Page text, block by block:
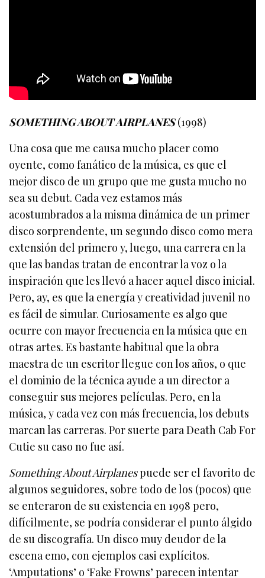
SOMETHING ABOUT AIRPLANES(1998)
Una cosa que me causa mucho placer como
oyente, como fanático de la música, es que el
mejor disco de un grupo que me gusta mucho no
sea su debut. Cada vez estamos más
acostumbrados a la misma dinámica de un primer
disco sorprendente, un segundo disco como mera
extensión del primero y, luego, una carrera en la
que las bandas tratan de encontrar la voz o la
inspiración que les llevó a hacer aquel disco inicial.
Pero, ay, es que la energía y creatividad juvenil no
es fácil de simular. Curiosamente es algo que
ocurre con mayor frecuencia en la música que en
otras artes. Es bastante habitual que la obra
maestra de un escritor llegue con los años, o que
el dominio de la técnica ayude a un director a
conseguir sus mejores películas. Pero, en la
música, y cada vez con más frecuencia, los debuts
marcan las carreras. Por suerte para Death Cab For
Cutie su caso no fue así.
Something About Airplanespuede ser el favorito de
algunos seguidores, sobre todo de los (pocos) que
se enteraron de su existencia en 1998 pero,
difícilmente, se podría considerar el punto álgido
de su discografía. Un disco muy deudor de la
escena emo, con ejemplos casi explícitos.
‘Amputations’ o ‘Fake Frowns’ parecen intentar